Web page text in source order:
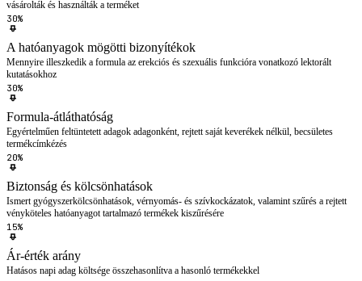
vásárolták és használták a terméket
30%
A hatóanyagok mögötti bizonyítékok
Mennyire illeszkedik a formula az erekciós és szexuális funkcióra vonatkozó lektorált
kutatásokhoz
30%
Formula-átláthatóság
Egyértelműen feltüntetett adagok adagonként, rejtett saját keverékek nélkül, becsületes
termékcímkézés
20%
Biztonság és kölcsönhatások
Ismert gyógyszerkölcsönhatások, vérnyomás- és szívkockázatok, valamint szűrés a rejtett
vényköteles hatóanyagot tartalmazó termékek kiszűrésére
15%
Ár-érték arány
Hatásos napi adag költsége összehasonlítva a hasonló termékekkel